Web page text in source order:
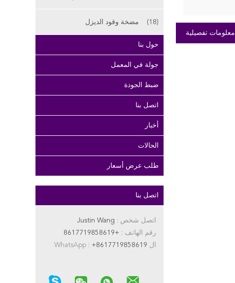
مضخة وقود الديزل (18)
حول بنا
جولة في المعمل
ضبط الجودة
اتصل بنا
أخبار
الحالات
طلب عرض أسعار
اتصل بنا
اتصل شخص :
رقم الهاتف : +8617719858619
ال WhatsApp : +8617719858619
معلومات تفصيلية